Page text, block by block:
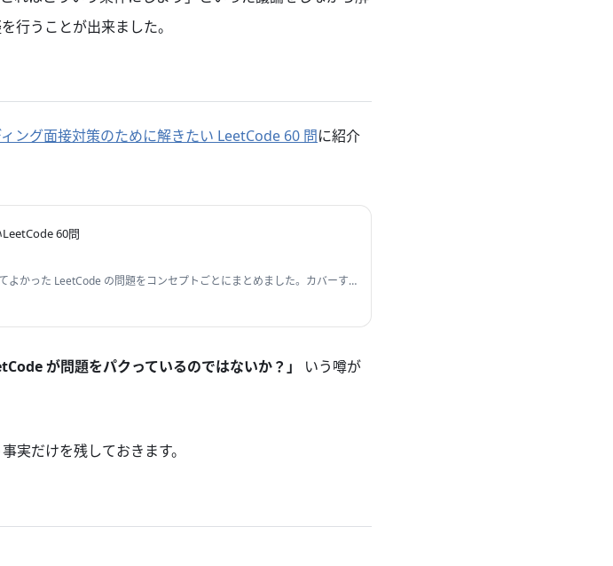
行うことが出来ました。
ング面接対策のために解きたい LeetCode 60 問に紹介
60問
よかった LeetCode の問題をコンセプトごとにまとめました。カバーす
HashMap Graph, BFS, DFS Tree, BT, BST Sort Dynamic…
が問題をパクっているのではないか？」
いう噂が
実だけを残しておきます。